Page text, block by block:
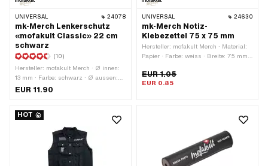
UNIVERSAL 24078
mk-Merch Lenkerschutz
«mofakult Classic» 22 cm
schwarz
(10)
Hersteller: mofakult Merch · Ø innen:
13 mm · Farbe: schwarz · Ø aussen:
40 mm · Breite: 220 mm
EUR 11.90
UNIVERSAL 24630
mk-Merch Notiz-
Klebezettel 75 x 75 mm
Hersteller: mofakult Merch · Material:
Papier · Farbe: weiss · Breite: 75 mm ·
EUR 1.05
EUR 0.85
HOT